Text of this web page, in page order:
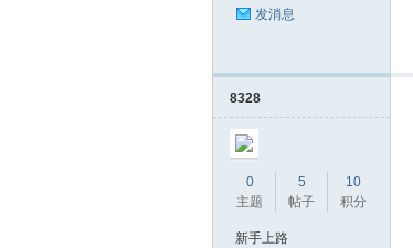
发消息
8328
0
主题
5
帖子
10
积分
新手上路